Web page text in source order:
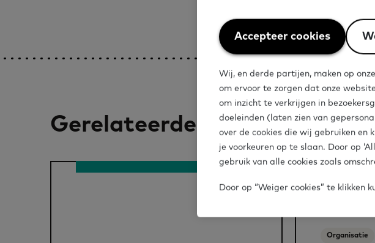
Gerelateerde artikelen
Organisatie
Accepteer cookies
Weiger
cookies
Wij, en derde partijen, maken op
om ervoor te zorgen dat onze
om inzicht te verkrijgen in
doeleinden (laten zien van
over de cookies die wij gebruiken en
je voorkeuren op te slaan. Door op
gebruik van alle cookies zoals
Door op “Weiger cookies” te klikken